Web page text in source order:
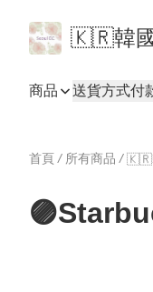
🇰🇷韓國
商品 送貨方式付
首頁 / 所有商品 / 🇰🇷